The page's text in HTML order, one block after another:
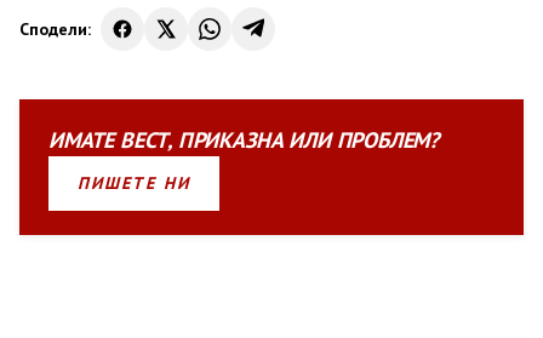
Сподели:
ИМАТЕВЕСТ, ПРИКАЗНАИЛИПРОБЛЕМ?
ПИШЕТЕ НИ